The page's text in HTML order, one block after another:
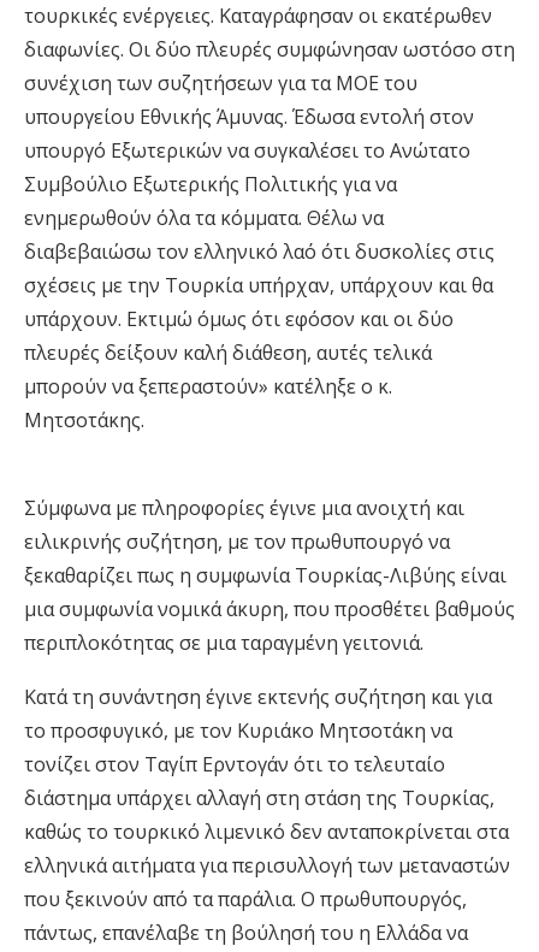
τουρκικές ενέργειες. Καταγράφησαν οι εκατέρωθεν
διαφωνίες. Οι δύο πλευρές συμφώνησαν ωστόσο στη
συνέχιση των συζητήσεων για τα ΜΟΕ του
υπουργείου Εθνικής Άμυνας. Έδωσα εντολή στον
υπουργό Εξωτερικών να συγκαλέσει το Ανώτατο
Συμβούλιο Εξωτερικής Πολιτικής για να
ενημερωθούν όλα τα κόμματα. Θέλω να
διαβεβαιώσω τον ελληνικό λαό ότι δυσκολίες στις
σχέσεις με την Τουρκία υπήρχαν, υπάρχουν και θα
υπάρχουν. Εκτιμώ όμως ότι εφόσον και οι δύο
πλευρές δείξουν καλή διάθεση, αυτές τελικά
μπορούν να ξεπεραστούν» κατέληξε ο κ.
Μητσοτάκης.
Σύμφωνα με πληροφορίες έγινε μια ανοιχτή και
ειλικρινής συζήτηση, με τον πρωθυπουργό να
ξεκαθαρίζει πως η συμφωνία Τουρκίας-Λιβύης είναι
μια συμφωνία νομικά άκυρη, που προσθέτει βαθμούς
περιπλοκότητας σε μια ταραγμένη γειτονιά.
Κατά τη συνάντηση έγινε εκτενής συζήτηση και για
το προσφυγικό, με τον Κυριάκο Μητσοτάκη να
τονίζει στον Ταγίπ Ερντογάν ότι το τελευταίο
διάστημα υπάρχει αλλαγή στη στάση της Τουρκίας,
καθώς το τουρκικό λιμενικό δεν ανταποκρίνεται στα
ελληνικά αιτήματα για περισυλλογή των μεταναστών
που ξεκινούν από τα παράλια. Ο πρωθυπουργός,
πάντως, επανέλαβε τη βούλησή του η Ελλάδα να